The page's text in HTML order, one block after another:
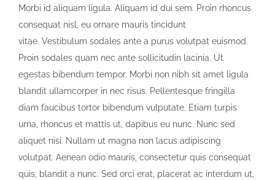
Morbi id aliquam ligula. Aliquam id dui sem. Proin rhoncus
consequat nisl, eu ornare mauris tincidunt
vitae. Vestibulum sodales ante a purus volutpat euismod.
Proin sodales quam nec ante sollicitudin lacinia. Ut
egestas bibendum tempor. Morbi non nibh sit amet ligula
blandit ullamcorper in nec risus. Pellentesque fringilla
diam faucibus tortor bibendum vulputate. Etiam turpis
urna, rhoncus et mattis ut, dapibus eu nunc. Nunc sed
aliquet nisi. Nullam ut magna non lacus adipiscing
volutpat. Aenean odio mauris, consectetur quis consequat
quis, blandit a nunc. Sed orci erat, placerat ac interdum ut,